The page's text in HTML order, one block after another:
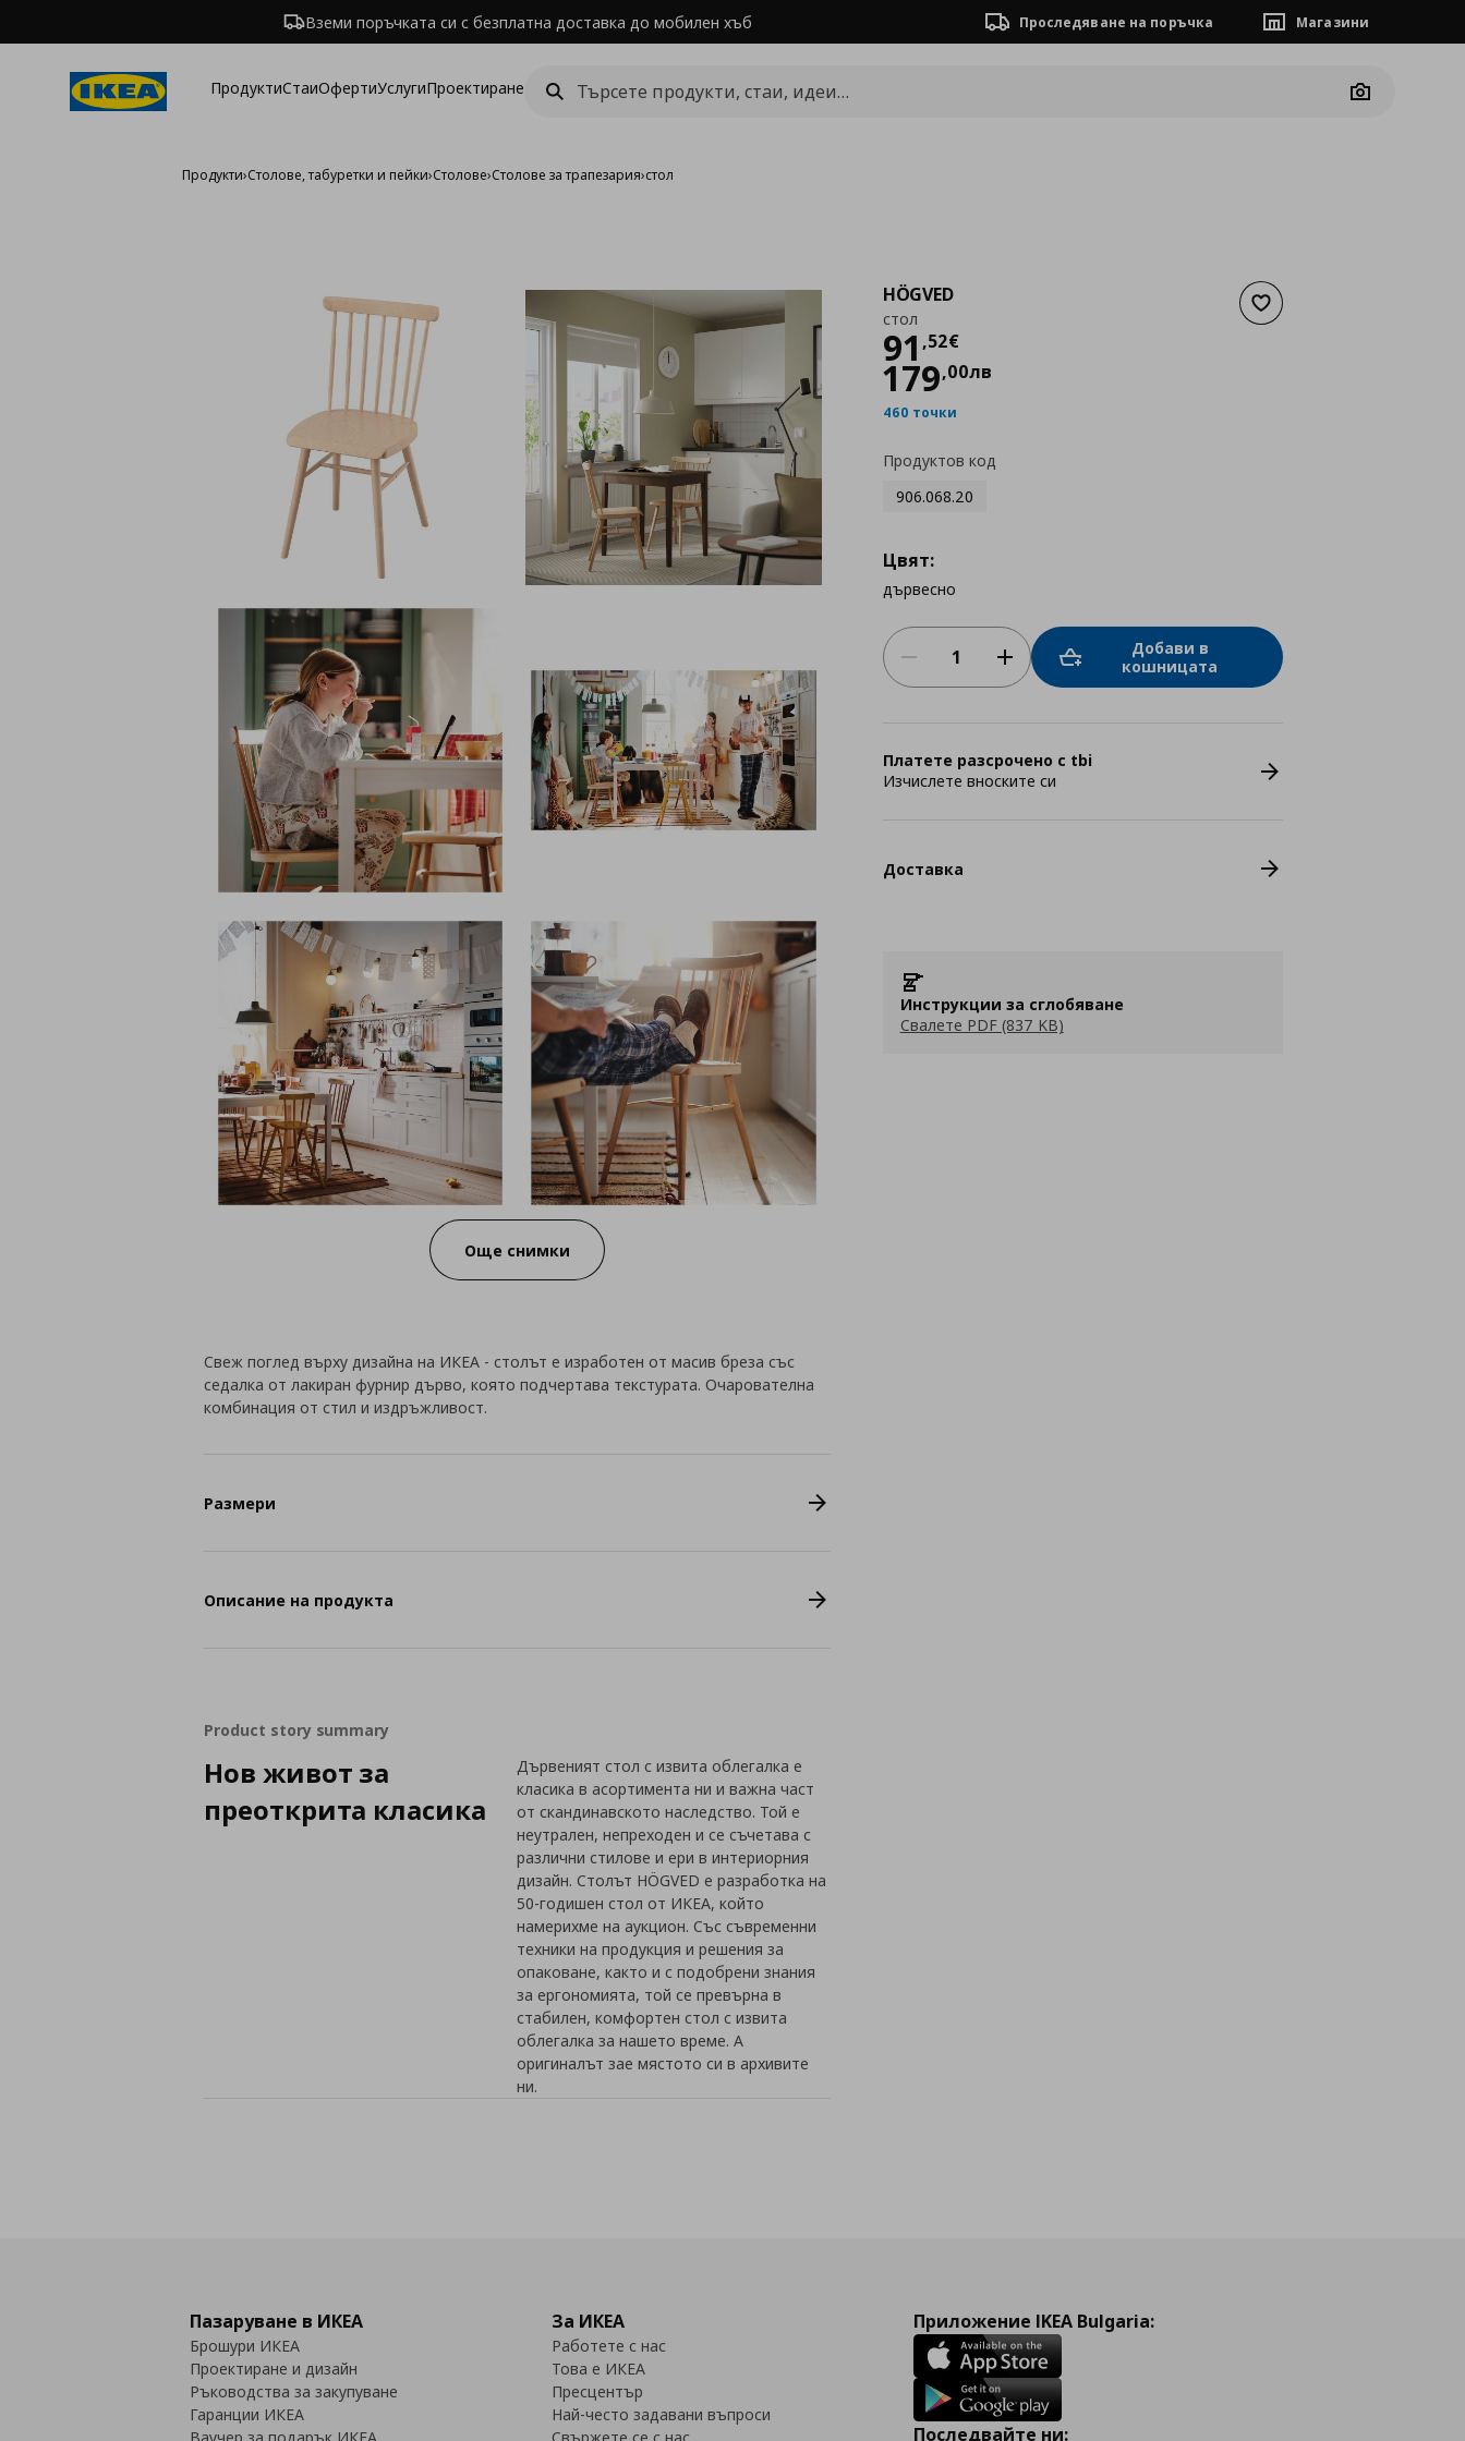
Вземи поръчката си с безплатна доставка до мобилен хъб Проследяване на поръчка Магазини
ПродуктиСтаиОфертиУслугиПроектиране
Camera
Продукти›Столове, табуретки и пейки›Столове›Столове за трапезария›стол
Още снимки
Добави към списъка с
HÖGVED
стол
91 ,52€
Цена
179,00лв
460 точки
Продуктов код
906.068.20
Цвят:
дървесно
Добави в
кошницата
Платете разсрочено с tbi
Изчислете вноските си
Доставка
Инструкции за сглобяване
Свалете PDF (837 KB)
Свеж поглед върху дизайна на ИКЕА - столът е изработен от масив бреза със
седалка от лакиран фурнир дърво, която подчертава текстурата. Очарователна
комбинация от стил и издръжливост.
Размери
Описание на продукта
Product story summary
Нов живот за
преоткрита класика
Дървеният стол с извита облегалка е
класика в асортимента ни и важна част
от скандинавското наследство. Той е
неутрален, непреходен и се съчетава с
различни стилове и ери в интериорния
дизайн. Столът HÖGVED е разработка на
50-годишен стол от ИКЕА, който
намерихме на аукцион. Със съвременни
техники на продукция и решения за
опаковане, както и с подобрени знания
за ергономията, той се превърна в
стабилен, комфортен стол с извита
облегалка за нашето време. А
оригиналът зае мястото си в архивите
ни.
Пазаруване в ИКЕА
Брошури ИКЕА
Проектиране и дизайн
Ръководства за закупуване
Гаранции ИКЕА
За ИКЕА
Работете с нас
Това е ИКЕА
Пресцентър
Най-често задавани въпроси
Приложение IKEA Bulgaria:
Последвайте ни: